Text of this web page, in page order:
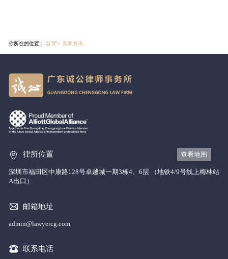
你所在的位置： 首页 ＞ 新闻资讯
律所位置 查看地图
深圳市福田区中康路128号卓越城一期3栋4、6层 （地铁4/9号线上梅林站
A出口）
邮箱地址
admin@lawyercg.com
联系电话